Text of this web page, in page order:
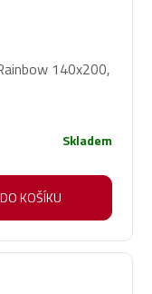
140x200,
Skladem
DO KOŠÍKU